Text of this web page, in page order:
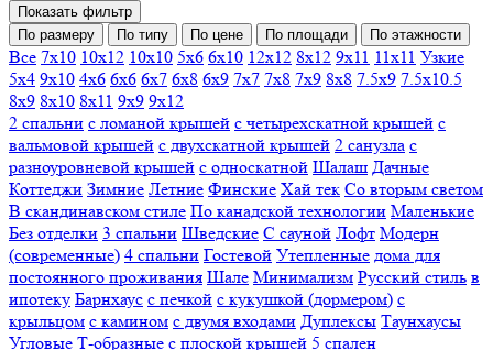
Показать фильтр
По размеру
По типу По цене По площади По этажности
Все 7х10 10х12 10х10 5х6 6х10 12х12 8х12 9х11 11х11 Узкие
5х4 9х10 4х6 6х6 6х7 6х8 6х9 7х7 7х8 7х9 8х8 7.5х9 7.5х10.5
8х9 8х10 8х11 9х9 9х12
2 спальни с ломаной крышей с четырехскатной крышей с
вальмовой крышей с двухскатной крышей 2 санузла с
разноуровневой крышей с односкатной Шалаш Дачные
Коттеджи Зимние Летние Финские Хай тек Со вторым светом
В скандинавском стиле По канадской технологии Маленькие
Без отделки 3 спальни Шведские С сауной Лофт Модерн
(современные) 4 спальни Гостевой Утепленные дома для
постоянного проживания Шале Минимализм Русский стиль в
ипотеку Барнхаус с печкой с кукушкой (дормером) с
крыльцом с камином с двумя входами Дуплексы Таунхаусы
Угловые Т-образные с плоской крышей 5 спален